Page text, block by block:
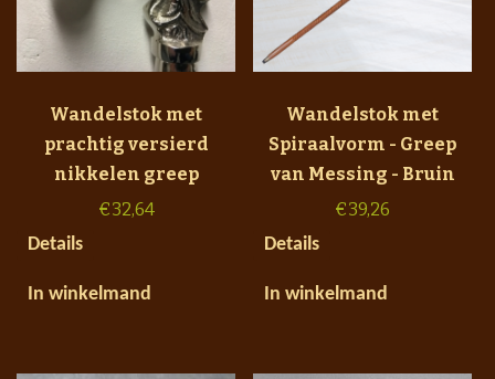
Wandelstok met
prachtig versierd
nikkelen greep
€32,64
Details
In winkelmand
Wandelstok met
Spiraalvorm - Greep
van Messing - Bruin
€39,26
Details
In winkelmand